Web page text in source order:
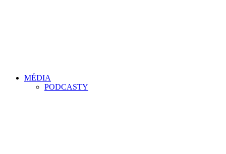
MÉDIA
PODCASTY